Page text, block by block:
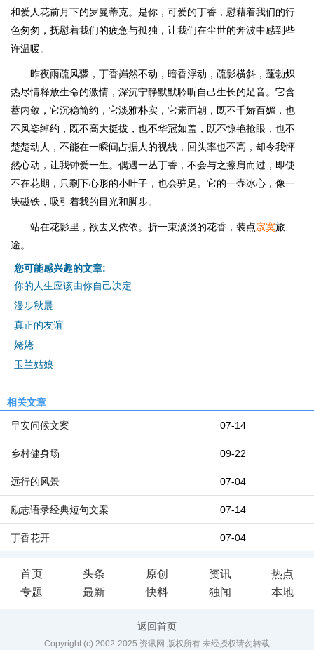
和爱人花前月下的罗曼蒂克。是你，可爱的丁香，慰藉着我们的行
色匆匆，抚慰着我们的疲惫与孤独，让我们在尘世的奔波中感到些
许温暖。
昨夜雨疏风骤，丁香岿然不动，暗香浮动，疏影横斜，蓬勃炽
热尽情释放生命的激情，深沉宁静默默聆听自己生长的足音。它含
蓄内敛，它沉稳简约，它淡雅朴实，它素面朝，既不千娇百媚，也
不风姿绰约，既不高大挺拔，也不华冠如盖，既不惊艳抢眼，也不
楚楚动人，不能在一瞬间占据人的视线，回头率也不高，却令我怦
然心动，让我钟爱一生。偶遇一丛丁香，不会与之擦肩而过，即使
不在花期，只剩下心形的小叶子，也会驻足。它的一壶冰心，像一
块磁铁，吸引着我的目光和脚步。
站在花影里，欲去又依依。折一束淡淡的花香，装点寂寞旅
途。
您可能感兴趣的文章:
你的人生应该由你自己决定
漫步秋晨
真正的友谊
姥姥
玉兰姑娘
相关文章
07-14
早安问候文案
09-22
乡村健身场
07-04
远行的风景
07-14
励志语录经典短句文案
07-04
丁香花开
首页 头条 原创 资讯
热点
专题
最新 快料 独闻 本地
返回首页
Copyright (c) 2002-2025 资讯网 版权所有 未经授权请勿转载